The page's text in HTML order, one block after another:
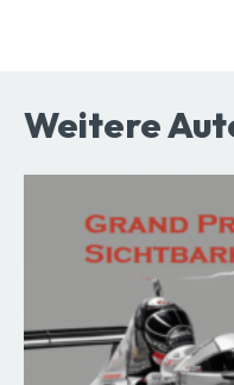
Weitere